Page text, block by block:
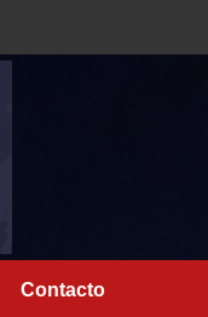
Contacto